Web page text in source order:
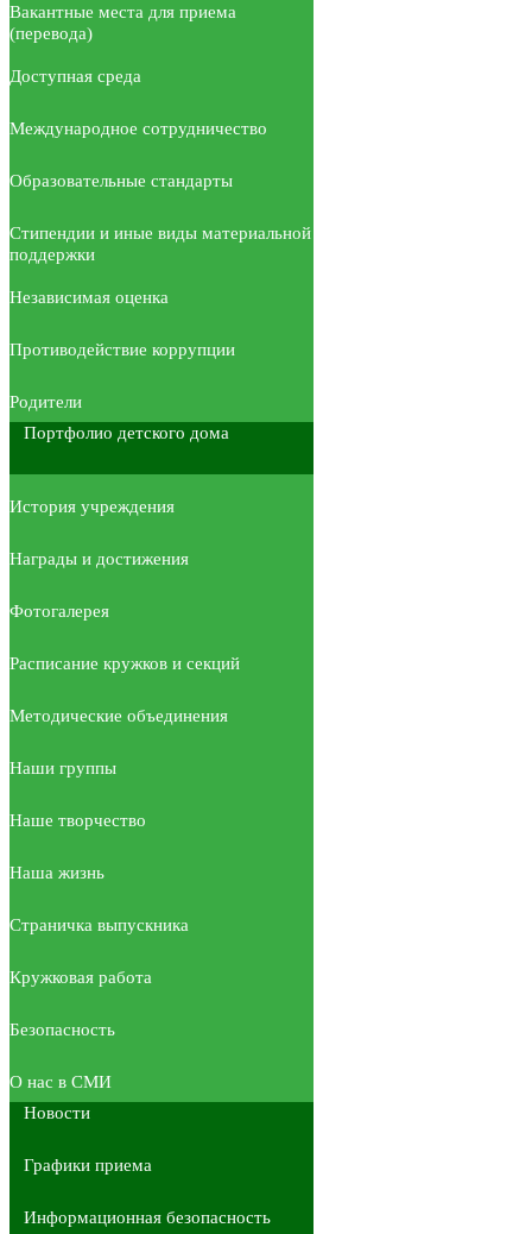
Вакантные места для приема
(перевода)
Доступная среда
Международное сотрудничество
Образовательные стандарты
Стипендии и иные виды материальной
поддержки
Независимая оценка
Противодействие коррупции
Родители
Портфолио детского дома
История учреждения
Награды и достижения
Фотогалерея
Расписание кружков и секций
Методические объединения
Наши группы
Наше творчество
Наша жизнь
Страничка выпускника
Кружковая работа
Безопасность
О нас в СМИ
Новости
Графики приема
Информационная безопасность